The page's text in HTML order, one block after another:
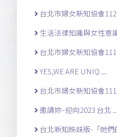
台北市婦女新知協會
生活法律知識與女性意
台北市婦女新知協會
YES,WE ARE UNIQ ...
台北市婦女新知協會
邀請妳~迎向2023 台北
台北新知姊妹版-「她們